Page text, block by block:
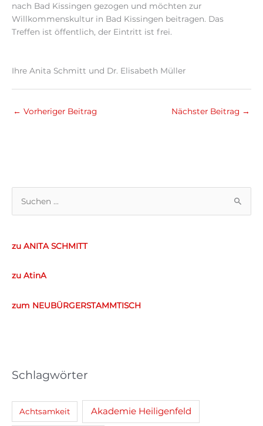
nach Bad Kissingen gezogen und möchten zur
Willkommenskultur in Bad Kissingen beitragen. Das
Treffen ist öffentlich, der Eintritt ist frei.
Ihre Anita Schmitt und Dr. Elisabeth Müller
← Vorheriger Beitrag Nächster Beitrag →
h
zu ANITA SCHMITT
zu AtinA
zum NEUBÜRGERSTAMMTISCH
Schlagwörter
Achtsamkeit Akademie Heiligenfeld